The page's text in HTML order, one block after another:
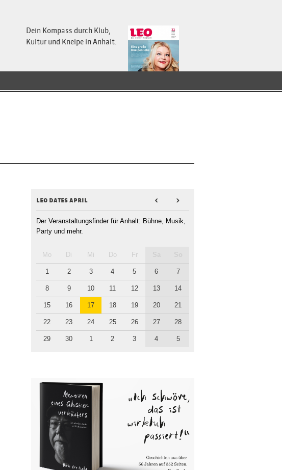
Dein Kompass durch Klub,
Kultur und Kneipe in Anhalt.
leo dates april < >
Der Veranstaltungsfinder für Anhalt: Bühne, Musik,
Party und mehr.
Mo Di Mi Do Fr
1 2 3 4 5 6 7
8 9 10 11 12 13 14
15 16 17 18 19 20 21
22 23 24 25 26 27 28
29 30 1 2 3 4 5